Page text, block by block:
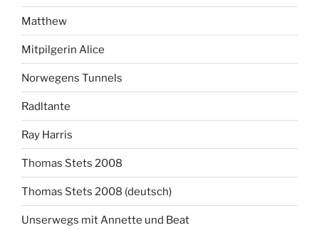
Matthew
Mitpilgerin Alice
Norwegens Tunnels
Radltante
Ray Harris
Thomas Stets 2008
Thomas Stets 2008 (deutsch)
Unserwegs mit Annette und Beat